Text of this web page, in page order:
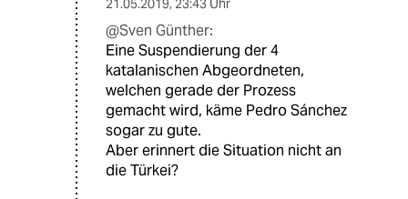
21.05.2019, 23:43 Uhr
@Sven Günther:
Eine Suspendierung der 4
katalanischen Abgeordneten,
welchen gerade der Prozess
gemacht wird, käme Pedro Sánchez
sogar zu gute.
Aber erinnert die Situation nicht an
die Türkei?